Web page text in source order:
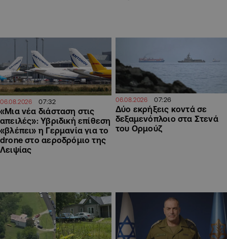
06.08.2026 07:32
«Μια νέα διάσταση στις
απειλές»: Υβριδική επίθεση
«βλέπει» η Γερμανία για το
drone στο αεροδρόμιο της
Λειψίας
06.08.2026 07:26
Δύο εκρήξεις κοντά σε
δεξαμενόπλοιο στα Στενά
του Ορμούζ